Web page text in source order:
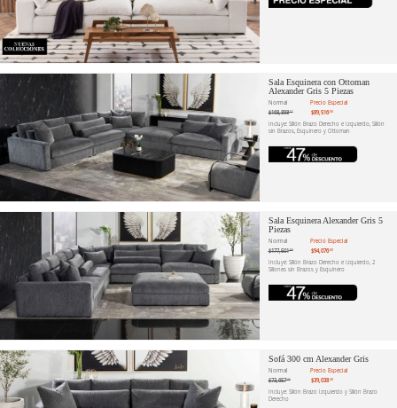
Sala Esquinera con Ottoman
Alexander Gris 5 Piezas
Normal
$168,898 .11
Precio Especial
$89,516.00
Incluye: Sillón Brazo Derecho e Izquierdo, Sillón
sin Brazos, Esquinero y Ottoman
Sala Esquinera Alexander Gris 5
Piezas
Normal
$177,501.89
Precio Especial
$94,076.00
Incluye: Sillón Brazo Derecho e Izquierdo, 2
Sillones sin Brazos y Esquinero
Sofá 300 cm Alexander Gris
Normal
$73,657.36
Precio Especial
$39,038.40
Incluye: Sillón Brazo Izquierdo y Sillón Brazo
Derecho